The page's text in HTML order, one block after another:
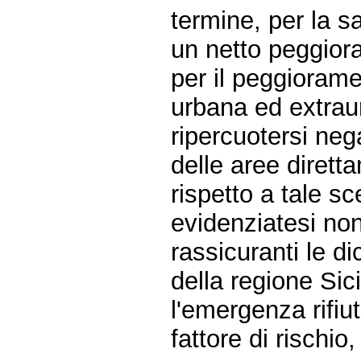
termine, per la
un netto
per il
urbana ed
ripercuotersi
delle aree
rispetto a tale
evidenziatesi
rassicuranti le
della regione
l'emergenza
fattore di